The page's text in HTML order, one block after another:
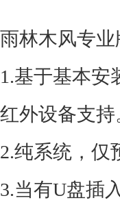
雨林木风专业
1.基于基本安
红外设备支持
2.纯系统，仅
3.当有U盘插